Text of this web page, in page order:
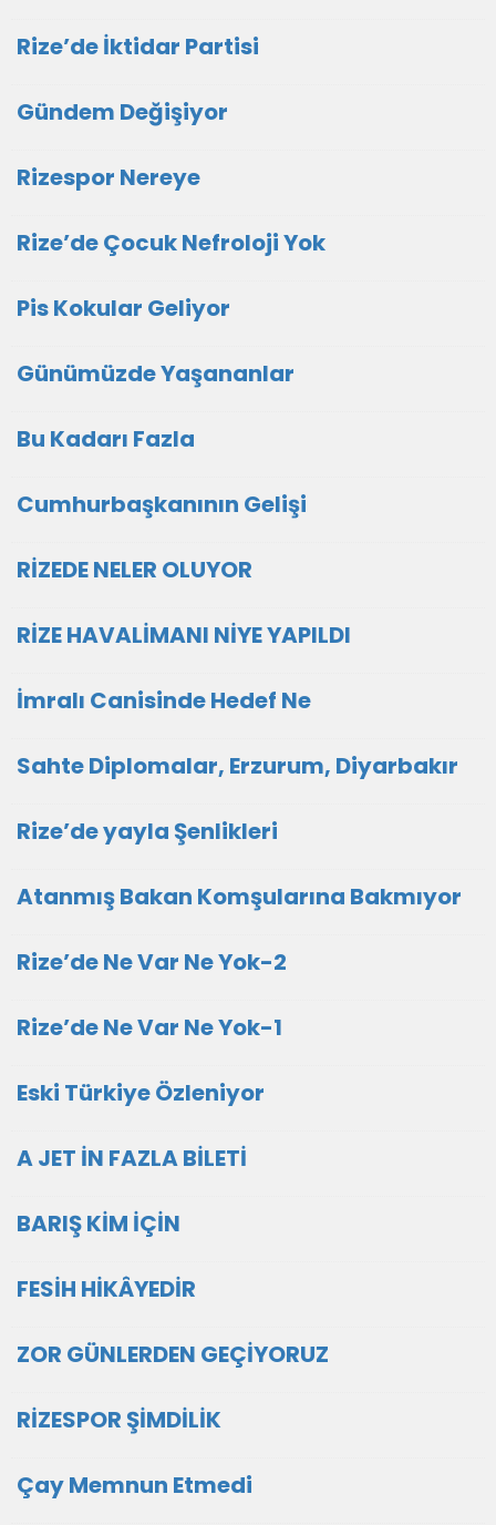
Rize’de İktidar Partisi
Gündem Değişiyor
Rizespor Nereye
Rize’de Çocuk Nefroloji Yok
Pis Kokular Geliyor
Günümüzde Yaşananlar
Bu Kadarı Fazla
Cumhurbaşkanının Gelişi
RİZEDE NELER OLUYOR
RİZE HAVALİMANI NİYE YAPILDI
İmralı Canisinde Hedef Ne
Sahte Diplomalar, Erzurum, Diyarbakır
Rize’de yayla Şenlikleri
Atanmış Bakan Komşularına Bakmıyor
Rize’de Ne Var Ne Yok-2
Rize’de Ne Var Ne Yok-1
Eski Türkiye Özleniyor
A JET İN FAZLA BİLETİ
BARIŞ KİM İÇİN
FESİH HİKÂYEDİR
ZOR GÜNLERDEN GEÇİYORUZ
RİZESPOR ŞİMDİLİK
Çay Memnun Etmedi